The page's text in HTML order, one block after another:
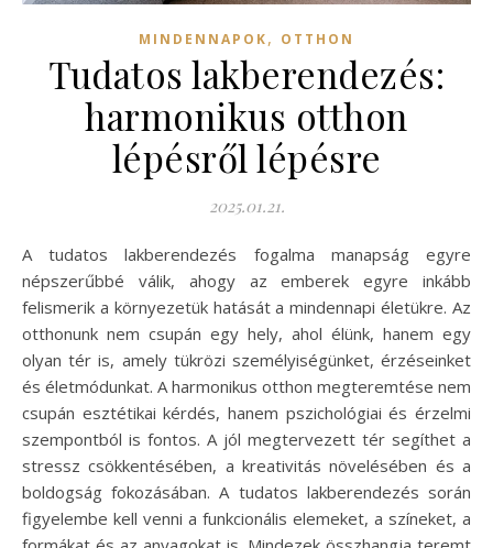
MINDENNAPOK, OTTHON
Tudatos lakberendezés:
harmonikus otthon
lépésről lépésre
2025.01.21.
A tudatos lakberendezés fogalma manapság egyre
népszerűbbé válik, ahogy az emberek egyre inkább
felismerik a környezetük hatását a mindennapi életükre. Az
otthonunk nem csupán egy hely, ahol élünk, hanem egy
olyan tér is, amely tükrözi személyiségünket, érzéseinket
és életmódunkat. A harmonikus otthon megteremtése nem
csupán esztétikai kérdés, hanem pszichológiai és érzelmi
szempontból is fontos. A jól megtervezett tér segíthet a
stressz csökkentésében, a kreativitás növelésében és a
boldogság fokozásában. A tudatos lakberendezés során
figyelembe kell venni a funkcionális elemeket, a színeket, a